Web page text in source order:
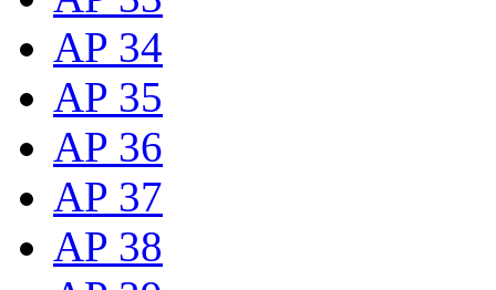
AP 34
AP 35
AP 36
AP 37
AP 38